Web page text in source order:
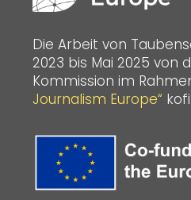
Die Arbeit von
2023 bis Mai 2025 von
Kommission im
Journalism Europe“